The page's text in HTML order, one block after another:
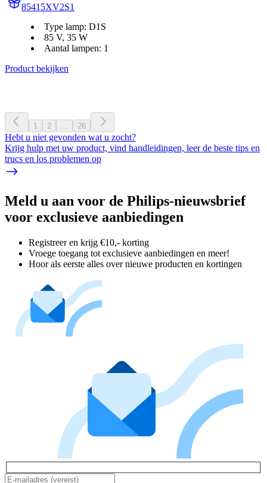
85415XV2S1
Type lamp: D1S
85 V, 35 W
Aantal lampen: 1
Product bekijken
1 2 ... 26
Hebt u niet gevonden wat u zocht?
Krijg hulp met uw product, vind handleidingen, leer de beste tips en
trucs en los problemen op
Meld u aan voor de Philips-nieuwsbrief
voor exclusieve aanbiedingen
Registreer en krijg €10,- korting
Vroege toegang tot exclusieve aanbiedingen en meer!
Hoor als eerste alles over nieuwe producten en kortingen